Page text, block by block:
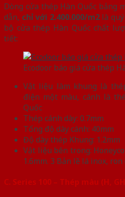
Dòng cửa thép Hàn Quốc bảng
dẫn, chỉ với 2.400.000/m2là quý
bộ cửa thép Hàn Quốc chất
tiết:
Ecodoor báo giá cửa thép
Vật liệu làm khung là
điện một màu, cánh là
Quốc
Thép cánh dày: 0.7mm
Tổng độ dày cánh: 40mm
Độ dày thép Khung: 1.2mm
Vật liệu bên trong:
1.6mm. 3 Bản lề lá inox,
C. Series 100 – Thép màu (H,